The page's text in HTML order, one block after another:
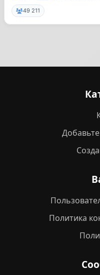
49 211
Политика